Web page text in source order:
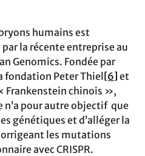
humains est
la récente entreprise au
Genomics. Fondée par
fondation Peter Thiel[6] et
Frankenstein chinois »,
pour autre objectif que
génétiques et d’alléger la
les mutations
avec CRISPR.